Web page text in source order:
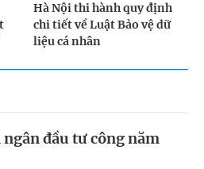
Hà Nội thi hành quy định
chi tiết về Luật Bảo vệ dữ
liệu cá nhân
đầu tư công năm